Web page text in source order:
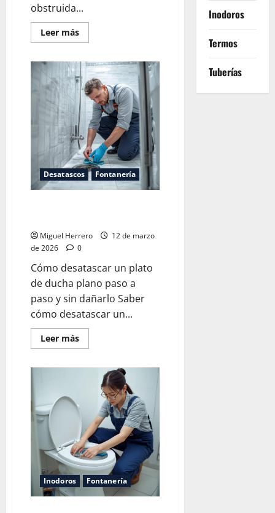
obstruida...
Leer másLeer
más
Desatascar
una
tubería
muy
obstruida
Desatascos Fontanería
Miguel Herrero
12 de marzo
de 2026
0
Cómo desatascar un plato
de ducha plano paso a
paso y sin dañarlo Saber
cómo desatascar un...
Leer másLeer
más
Desatascar
ducha
plano
Inodoros Fontanería
Inodoros
Termos
Tuberías